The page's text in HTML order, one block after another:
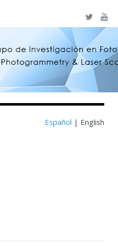
Español | English